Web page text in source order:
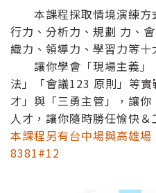
本課程採取情境演練方
行力、分析力、規劃 力、
織力、領導力、學習力等十
讓你學會「現場主義」
法」「會議123 原則」等
才」與「三勇主管」，讓
人才，讓你隨時勝任愉快＆
本課程另有台中場與高雄
8381#12​